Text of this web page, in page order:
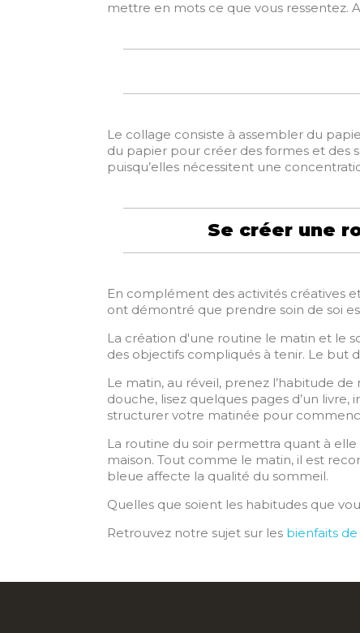
mettre en mots ce que vous ressentez.
Le collage consiste à assembler du
du papier pour créer des formes et des
puisqu’elles nécessitent une
Se créer une
En complément des activités créatives
ont démontré que prendre soin de soi
La création d'une routine le matin et le
des objectifs compliqués à tenir. Le but
Le matin, au réveil, prenez l’habitude
douche, lisez quelques pages d’un
structurer votre matinée pour
La routine du soir permettra quant à
maison. Tout comme le matin, il est
bleue affecte la qualité du sommeil.
Quelles que soient les habitudes que
Retrouvez notre sujet sur les bienfaits